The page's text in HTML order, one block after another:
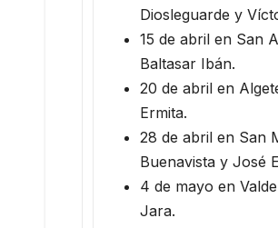
Diosleguarde y
15 de abril en San
Baltasar Ibán.
20 de abril en
Ermita.
28 de abril en San
Buenavista y José
4 de mayo en
Jara.